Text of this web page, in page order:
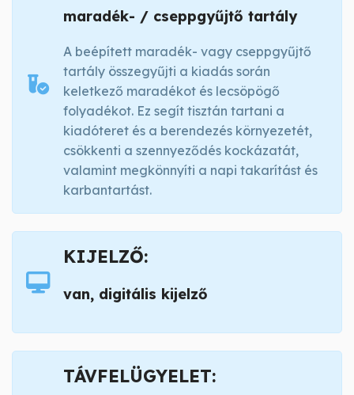
maradék- / cseppgyűjtő tartály
A beépített maradék- vagy cseppgyűjtő
tartály összegyűjti a kiadás során
keletkező maradékot és lecsöpögő
folyadékot. Ez segít tisztán tartani a
kiadóteret és a berendezés környezetét,
csökkenti a szennyeződés kockázatát,
valamint megkönnyíti a napi takarítást és
karbantartást.
KIJELZŐ:
van, digitális kijelző
TÁVFELÜGYELET: